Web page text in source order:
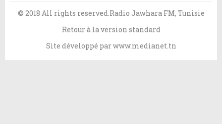
© 2018 All rights reserved.Radio Jawhara FM, Tunisie
Retour à la version standard
Site développé parwww.medianet.tn